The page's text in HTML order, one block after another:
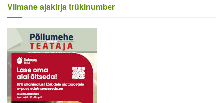
Viimane ajakirja trükinumber